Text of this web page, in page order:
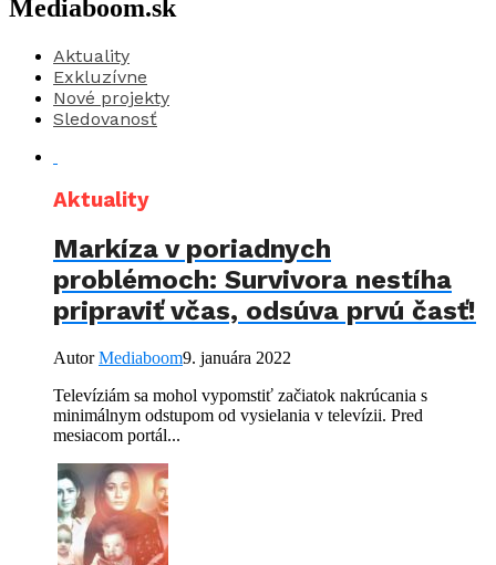
Mediaboom.sk
Aktuality
Exkluzívne
Nové projekty
Sledovanosť
Aktuality
Markíza v poriadnych
problémoch: Survivora nestíha
pripraviť včas, odsúva prvú časť!
AutorMediaboom9. januára 2022
Televíziám sa mohol vypomstiť začiatok nakrúcania s
minimálnym odstupom od vysielania v televízii. Pred
mesiacom portál...